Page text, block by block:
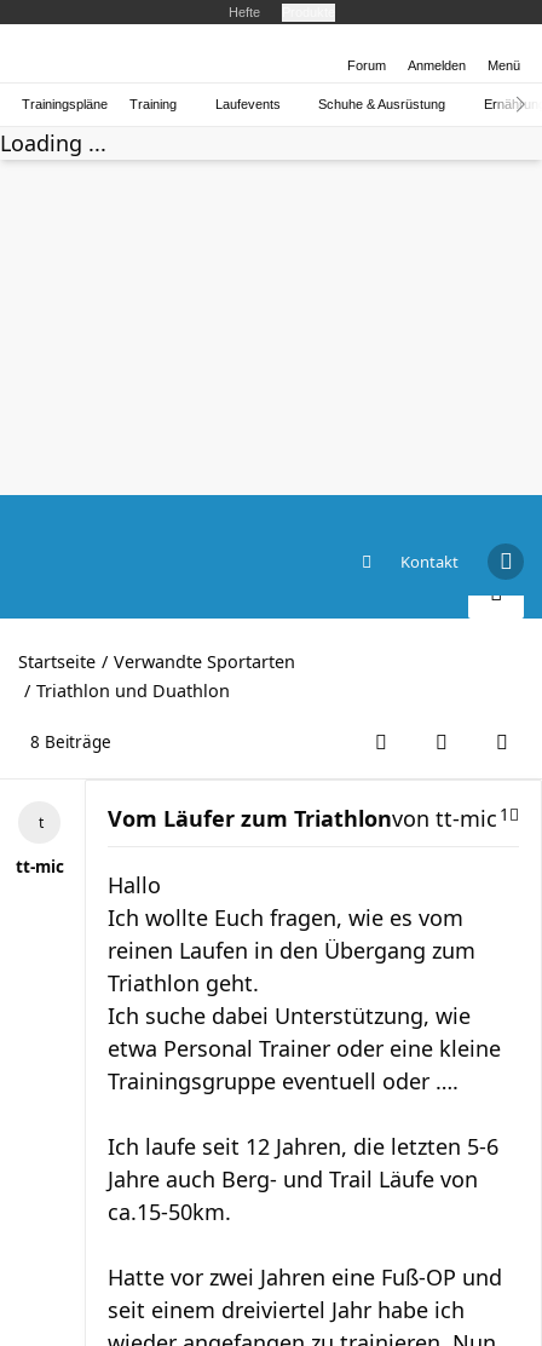
Hefte
Forum Anmelden Menü
Trainingspläne Training Laufevents Schuhe & Ausrüstung
Loading ...
Kontakt
Startseite
Verwandte Sportarten
Triathlon und Duathlon
8 Beiträge
tt-mic
Vom Läufer zum Triathlon 1
von tt-mic
Hallo
Ich wollte Euch fragen, wie es vom
reinen Laufen in den Übergang zum
Triathlon geht.
Ich suche dabei Unterstützung, wie
etwa Personal Trainer oder eine kleine
Trainingsgruppe eventuell oder ….
Ich laufe seit 12 Jahren, die letzten 5-6
Jahre auch Berg- und Trail Läufe von
ca.15-50km.
Hatte vor zwei Jahren eine Fuß-OP und
seit einem dreiviertel Jahr habe ich